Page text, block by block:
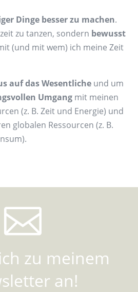
Dinge besser zu machen.
zu tanzen, sondern bewusst
(und mit wem) ich meine Zeit
auf das Wesentlicheund um
Umgangmit meinen
(z. B. Zeit und Energie) und
globalen Ressourcen (z. B.

zu meinem
an!